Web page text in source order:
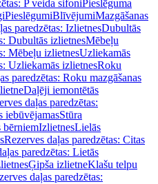
P veida sifoniPieslēguma
PieslēgumiBlīvējumiMazgāšanas
paredzētas: IzlietnesDubultās
Dubultās izlietnesMēbeļu
Mēbeļu izlietnesUzliekamās
Uzliekamās izlietnesRoku
paredzētas: Roku mazgāšanas
Daļēji iemontētās
daļas paredzētas:
iebūvējamasStūra
bērniemIzlietnesLielās
Rezerves daļas paredzētas: Citas
paredzētas: Lietās
Ģipša izlietneKlašu telpu
daļas paredzētas: